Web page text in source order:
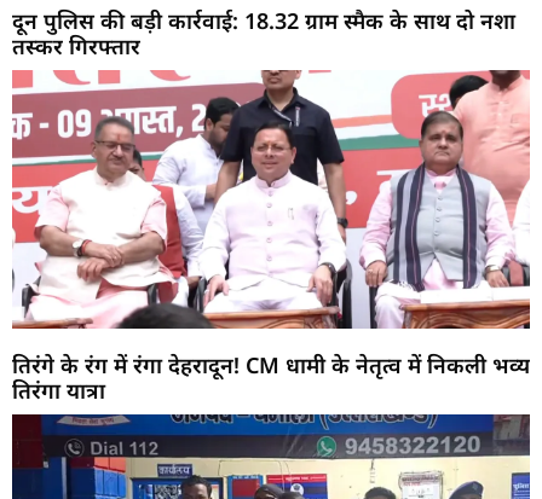
दून पुलिस की बड़ी कार्रवाई: 18.32 ग्राम स्मैक के साथ दो नशा
तस्कर गिरफ्तार
तिरंगे के रंग में रंगा देहरादून! CM धामी के नेतृत्व में निकली भव्य
तिरंगा यात्रा